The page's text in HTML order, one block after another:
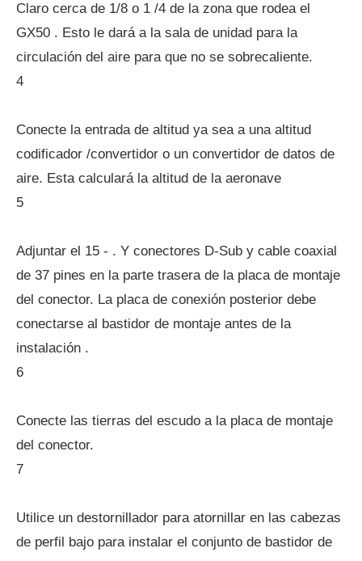
Claro cerca de 1/8 o 1 /4 de la zona que rodea el
GX50 . Esto le dará a la sala de unidad para la
circulación del aire para que no se sobrecaliente.
4
Conecte la entrada de altitud ya sea a una altitud
codificador /convertidor o un convertidor de datos de
aire. Esta calculará la altitud de la aeronave
5
Adjuntar el 15 - . Y conectores D-Sub y cable coaxial
de 37 pines en la parte trasera de la placa de montaje
del conector. La placa de conexión posterior debe
conectarse al bastidor de montaje antes de la
instalación .
6
Conecte las tierras del escudo a la placa de montaje
del conector.
7
Utilice un destornillador para atornillar en las cabezas
de perfil bajo para instalar el conjunto de bastidor de